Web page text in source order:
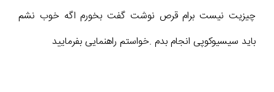
چیزیت نیست برام قرص نوشت گفت بخورم اگه خوب نشم
باید سیسیوکوپی انجام بدم .خواستم راهنمایی بفرمایید